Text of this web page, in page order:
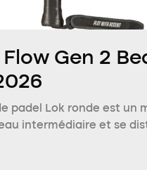
Gen 2
padel Lok ronde est un
intermédiaire et se